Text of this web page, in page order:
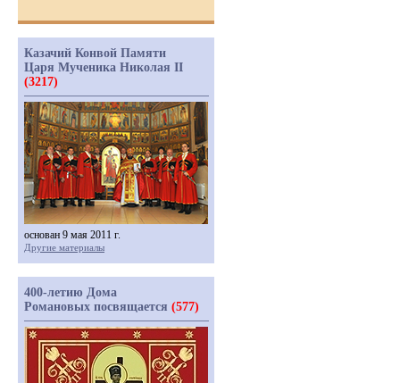
Казачий Конвой Памяти
Царя Мученика Николая II
(3217)
основан 9 мая 2011 г.
Другие материалы
400-летию Дома
Романовых посвящается (577)